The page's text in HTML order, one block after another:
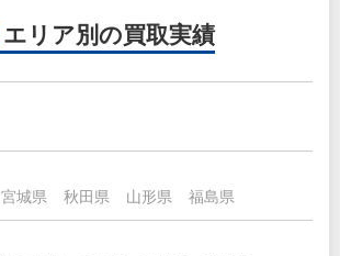
エリア別の買取実績
宮城県 秋田県 山形県 福島県